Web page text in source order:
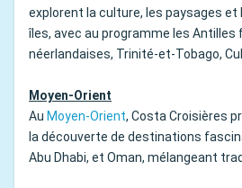
explorent la culture, les paysages et
îles, avec au programme les Antilles
néerlandaises, Trinité-et-Tobago,
Moyen-Orient
Au Moyen-Orient, Costa Croisières
la découverte de destinations
Abu Dhabi, et Oman, mélangeant